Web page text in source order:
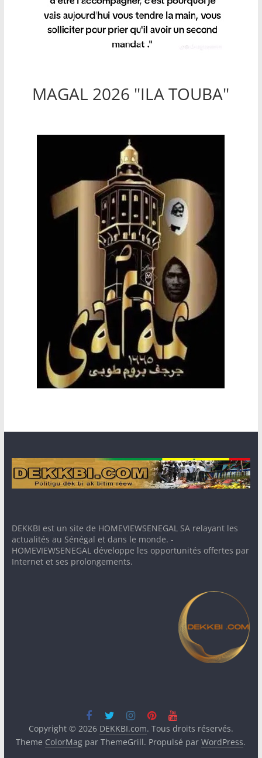
MAGAL 2026 "ILA TOUBA"
DEKKBI est un site de HOMEVIEWSENEGAL SA relayant les
actualités au Sénégal et dans le monde. -
HOMEVIEWSENEGAL développe les opportunités offertes par
Internet et ses prolongements.
Copyright © 2026 DEKKBI.com. Tous droits réservés.
Theme ColorMag par ThemeGrill. Propulsé parWordPress.